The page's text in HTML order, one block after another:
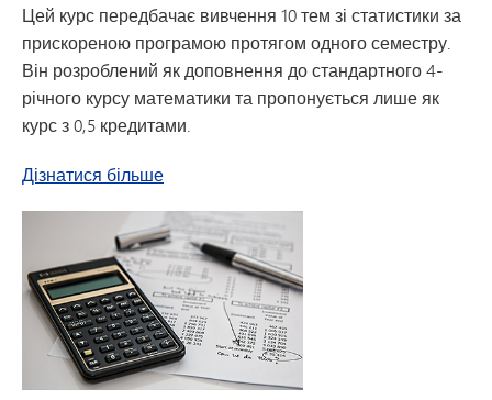
Цей курс передбачає вивчення 10 тем зі статистики за
прискореною програмою протягом одного семестру.
Він розроблений як доповнення до стандартного 4-
річного курсу математики та пропонується лише як
курс з 0,5 кредитами.
Дізнатися більшепро прискорений курс статистики за